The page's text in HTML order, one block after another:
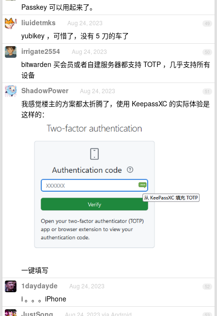
Passkey 可以用起来了。
49
liuidetmks Aug 24, 2023
yubikey ，可惜了，没有 5 刀的车了
50
irrigate2554 Aug 24, 2023
bitwarden 买会员或者自建服务器都支持 TOTP ，几乎支持所有
设备
51
ShadowPower Aug 24, 2023
我感觉楼主的方案都太折腾了，使用 KeepassXC 的实际体验是
这样的：
一键填写
52
1daydayde Aug 24, 2023
i 。。。iPhone
JustSong Aug 24, 2023 via Android